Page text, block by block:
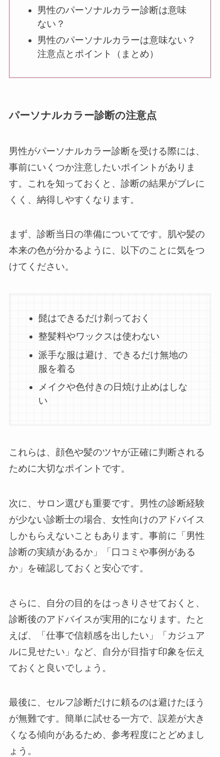
男性のパーソナルカラー診断は意味
ない？
男性のパーソナルカラーは意味ない？
注意点とポイント（まとめ）
パーソナルカラー診断の注意点
男性がパーソナルカラー診断を受ける際には、
事前にいくつか注意したいポイントがありま
す。これを知っておくと、診断の結果がブレに
くく、納得しやすくなります。
まず、診断当日の準備についてです。肌や髪の
本来の色が分かるように、以下のことに気をつ
けてください。
髭はできるだけ剃っておく
整髪料やワックスは使わない
派手な服は避け、できるだけ無地の
服を着る
メイクや色付きの日焼け止めはしな
い
これらは、顔色や髪のツヤが正確に判断される
ために大切なポイントです。
次に、サロン選びも重要です。男性の診断経験
が少ない診断士の場合、女性向けのアドバイス
しかもらえないこともあります。事前に「男性
診断の実績があるか」「口コミや事例がある
か」を確認しておくと安心です。
さらに、自分の目的をはっきりさせておくと、
診断後のアドバイスが実用的になります。たと
えば、「仕事で信頼感を出したい」「カジュア
ルに見せたい」など、自分が目指す印象を伝え
ておくと良いでしょう。
最後に、セルフ診断だけに頼るのは避けたほう
が無難です。簡単に試せる一方で、誤差が大き
くなる傾向があるため、参考程度にとどめまし
ょう。